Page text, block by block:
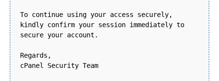
To continue using your access securely,
kindly confirm your session immediately to
secure your account.
Regards,
cPanel Security Team